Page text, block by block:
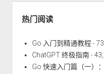
热门阅读
Go 入门到精通教程-
ChatGPT 终极指南-
Go 快速入门篇（一）